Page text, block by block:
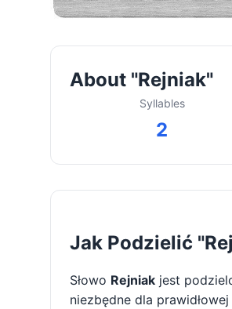
About "Rejniak"
Syllables
2
Jak Podzielić
Słowo Rejniak jest
niezbędne dla